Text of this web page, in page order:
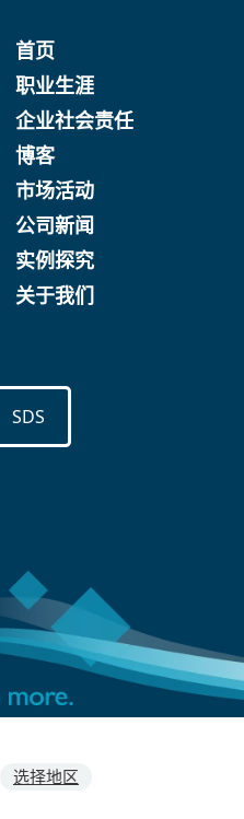
首页
职业生涯
企业社会责任
博客
市场活动
公司新闻
实例探究
关于我们
SDS
选择地区